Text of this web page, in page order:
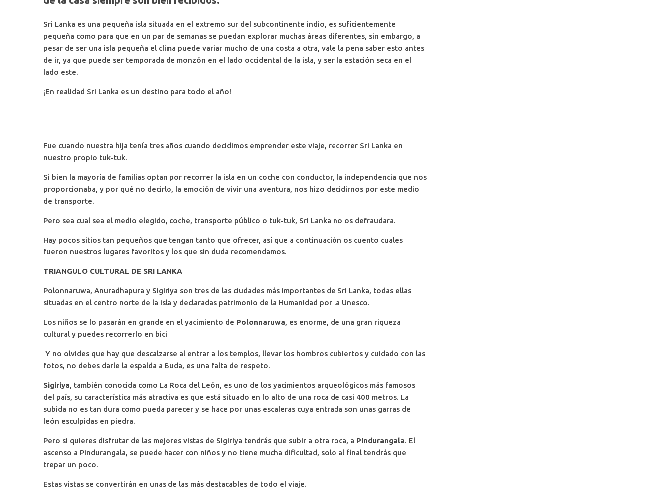
Sri Lanka es una pequeña isla situada en el extremo sur del subcontinente indio, es suficientemente
pequeña como para que en un par de semanas se puedan explorar muchas áreas diferentes, sin embargo, a
pesar de ser una isla pequeña el clima puede variar mucho de una costa a otra, vale la pena saber esto antes
de ir, ya que puede ser temporada de monzón en el lado occidental de la isla, y ser la estación seca en el
lado este.
¡En realidad Sri Lanka es un destino para todo el año!
Fue cuando nuestra hija tenía tres años cuando decidimos emprender este viaje, recorrer Sri Lanka en
nuestro propio tuk-tuk.
Si bien la mayoría de familias optan por recorrer la isla en un coche con conductor, la independencia que nos
proporcionaba, y por qué no decirlo, la emoción de vivir una aventura, nos hizo decidirnos por este medio
de transporte.
Pero sea cual sea el medio elegido, coche, transporte público o tuk-tuk, Sri Lanka no os defraudara.
Hay pocos sitios tan pequeños que tengan tanto que ofrecer, así que a continuación os cuento cuales
fueron nuestros lugares favoritos y los que sin duda recomendamos.
TRIANGULO CULTURAL DE SRI LANKA
Polonnaruwa, Anuradhapura y Sigiriya son tres de las ciudades más importantes de Sri Lanka, todas ellas
situadas en el centro norte de la isla y declaradas patrimonio de la Humanidad por la Unesco.
Los niños se lo pasarán en grande en el yacimiento de Polonnaruwa, es enorme, de una gran riqueza
cultural y puedes recorrerlo en bici.
Y no olvides que hay que descalzarse al entrar a los templos, llevar los hombros cubiertos y cuidado con las
fotos, no debes darle la espalda a Buda, es una falta de respeto.
Sigiriya, también conocida como La Roca del León, es uno de los yacimientos arqueológicos más famosos
del país, su característica más atractiva es que está situado en lo alto de una roca de casi 400 metros. La
subida no es tan dura como pueda parecer y se hace por unas escaleras cuya entrada son unas garras de
león esculpidas en piedra.
Pero si quieres disfrutar de las mejores vistas de Sigiriya tendrás que subir a otra roca, a Pindurangala. El
ascenso a Pindurangala, se puede hacer con niños y no tiene mucha dificultad, solo al final tendrás que
trepar un poco.
Estas vistas se convertirán en unas de las más destacables de todo el viaje.